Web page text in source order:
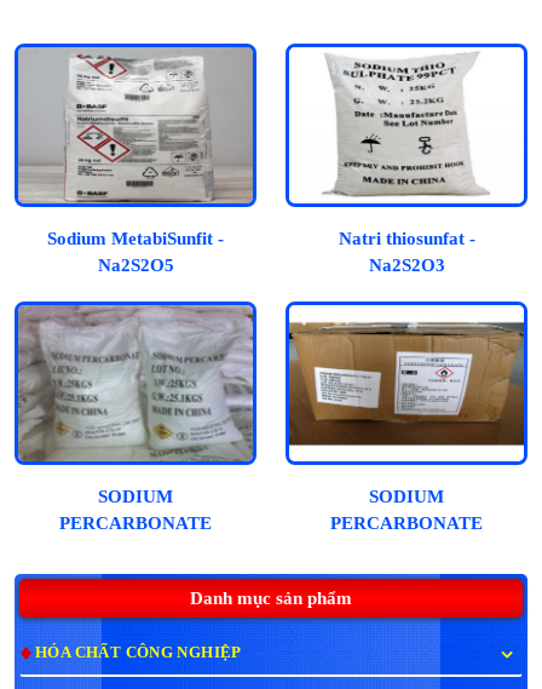
Danh mục sản phẩm
HÓA CHẤT CÔNG NGHIỆP
Sodium MetabiSunfit -
Na2S2O5
Natri thiosunfat -
Na2S2O3
SODIUM
PERCARBONATE
BỘT)
SODIUM
PERCARBONATE